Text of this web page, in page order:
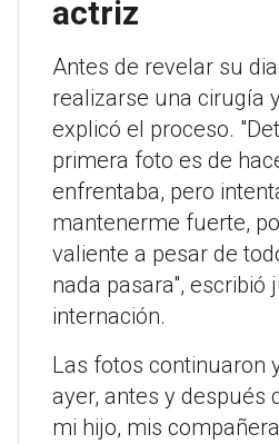
actriz
Antes de revelar su
realizarse una cirugía
explicó el proceso.
primera foto es de
enfrentaba, pero
mantenerme fuerte,
valiente a pesar de
nada pasara",
internación.
Las fotos continuaron
ayer, antes y después
mi hijo, mis